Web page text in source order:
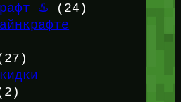
♨️ (24)